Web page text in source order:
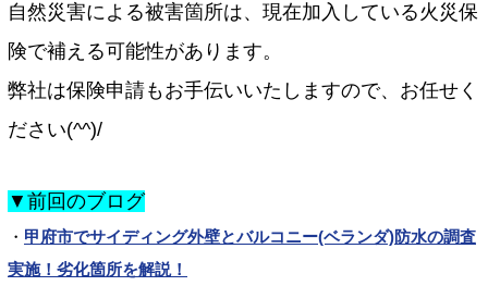
自然災害による被害箇所は、現在加入している火災保
険で補える可能性があります。
弊社は保険申請もお手伝いいたしますので、お任せく
ださい(^^)/
▼前回のブログ
・ 甲府市でサイディング外壁とバルコニー(ベランダ)防水の調査
実施！劣化箇所を解説！